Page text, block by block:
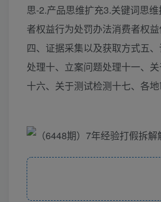
思-2.产品思维扩充3.关键词思
者权益行为处罚办法消费者权
四、证据采集以及获取方式五
处理十、立案问题处理十一、
十六、关于测试检测十七、各